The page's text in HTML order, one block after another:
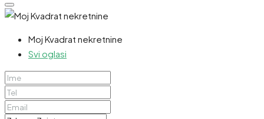
Moj Kvadrat nekretnine
Svi oglasi